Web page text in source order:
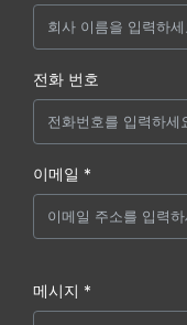
전화 번호
이메일 *
메시지 *